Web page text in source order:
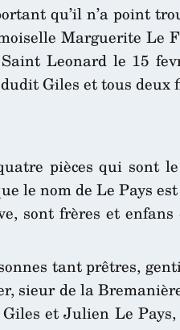
qu’il n’a point
Marguerite Le
Leonard le 15
Giles et tous
pièces qui sont
le nom de Le Pays
sont frères et
tant prêtres,
sieur de la
et Julien Le